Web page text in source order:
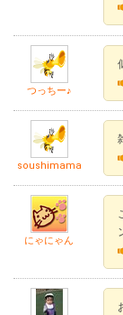
つっちー♪
soushimama
にゃにゃん